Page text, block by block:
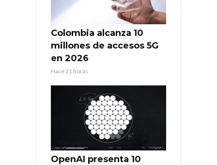
Colombia alcanza 10
millones de accesos 5G
en 2026
Hace 21 horas
OpenAI presenta 10